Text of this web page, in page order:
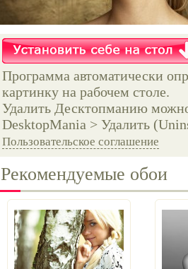
Программа автоматически
картинку на рабочем столе.
Удалить Десктопманию
DesktopMania > Удалить
Пользовательское соглашение
Рекомендуемые обои